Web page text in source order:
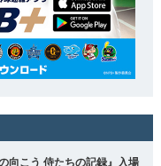
向こう 侍たちの記録』入場